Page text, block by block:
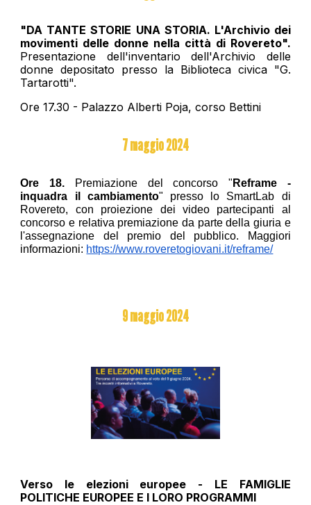
"DA TANTE STORIE UNA STORIA. L'Archivio dei
movimenti delle donne nella città di Rovereto".
Presentazione dell'inventario dell'Archivio delle
donne depositato presso la Biblioteca civica "G.
Tartarotti".
Ore 17.30 - Palazzo Alberti Poja, corso Bettini
7 maggio 2024
Ore 18. Premiazione del concorso " Reframe -
inquadra il cambiamento" presso lo SmartLab di
Rovereto, con proiezione dei video partecipanti al
concorso e relativa premiazione da parte della giuria e
l'assegnazione del premio del pubblico. Maggiori
informazioni: https://www.roveretogiovani.it/reframe/
9maggio 2024
Verso le elezioni europee - LE FAMIGLIE
POLITICHE EUROPEE E I LORO PROGRAMMI